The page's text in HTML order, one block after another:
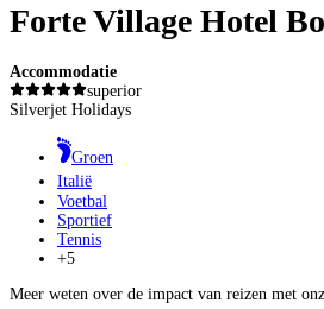
Forte Village Hotel
Accommodatie
superior
Silverjet Holidays
Groen
Italië
Voetbal
Sportief
Tennis
+5
Meer weten over de impact van reizen met